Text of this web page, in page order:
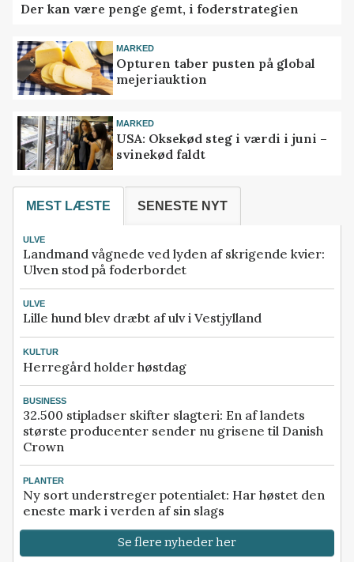
Der kan være penge gemt, i foderstrategien
MARKED
Opturen taber pusten på global
mejeriauktion
MARKED
USA: Oksekød steg i værdi i juni –
svinekød faldt
MEST LÆSTE SENESTE NYT
ULVE
Landmand vågnede ved lyden af skrigende kvier:
Ulven stod på foderbordet
ULVE
Lille hund blev dræbt af ulv i Vestjylland
KULTUR
Herregård holder høstdag
BUSINESS
32.500 stipladser skifter slagteri: En af landets
største producenter sender nu grisene til Danish
Crown
PLANTER
Ny sort understreger potentialet: Har høstet den
eneste mark i verden af sin slags
Se flere nyheder her